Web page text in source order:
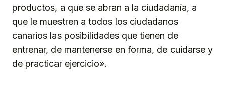
productos, a que se abran a la ciudadanía, a
que le muestren a todos los ciudadanos
canarios las posibilidades que tienen de
entrenar, de mantenerse en forma, de cuidarse y
de practicar ejercicio».